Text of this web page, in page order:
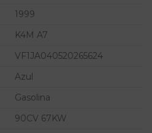
1999
K4M A7
VF1JA040520265624
Azul
Gasolina
90CV 67KW